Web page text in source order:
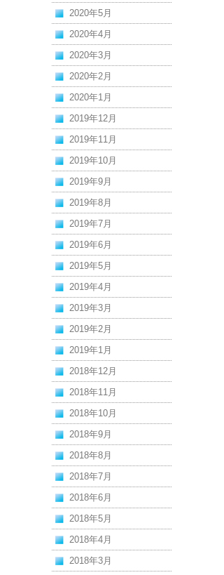
2020年5月
2020年4月
2020年3月
2020年2月
2020年1月
2019年12月
2019年11月
2019年10月
2019年9月
2019年8月
2019年7月
2019年6月
2019年5月
2019年4月
2019年3月
2019年2月
2019年1月
2018年12月
2018年11月
2018年10月
2018年9月
2018年8月
2018年7月
2018年6月
2018年5月
2018年4月
2018年3月